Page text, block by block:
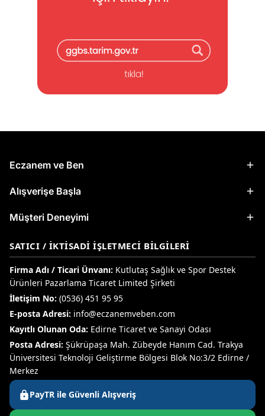
Eczanem ve Ben
Alışverişe Başla
Müşteri Deneyimi
SATICI / İKTISADI İŞLETMECI BILGILERI
Firma Adı / Ticari Ünvanı: Kutlutaş Sağlık ve Spor Destek
Ürünleri Pazarlama Ticaret Limited Şirketi
İletişim No: (0536) 451 95 95
E-posta Adresi: info@eczanemveben.com
Kayıtlı Olunan Oda: Edirne Ticaret ve Sanayi Odası
Posta Adresi: Şükrüpaşa Mah. Zübeyde Hanım Cad. Trakya
Üniversitesi Teknoloji Geliştirme Bölgesi Blok No:3/2 Edirne /
Merkez
PayTR ile Güvenli Alışveriş